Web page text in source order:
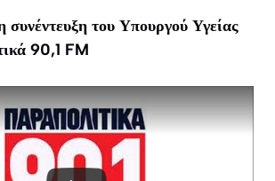
συνέντευξη του Υπουργού Υγείας
90,1 FM